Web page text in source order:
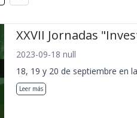
XXVII Jornadas
2023-09-18 null
18, 19 y 20 de septiembre en
Leer más